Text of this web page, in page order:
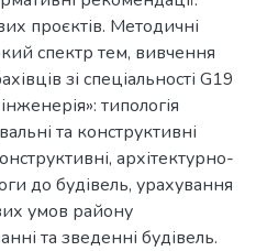
проєктів. Методичні
спектр тем, вивчення
зі спеціальності G19
типологія
та конструктивні
архітектурно-
до будівель, урахування
умов району
та зведенні будівель.